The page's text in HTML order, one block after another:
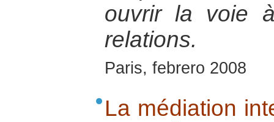
ouvrir la voie
relations.
Paris, febrero 2008
La médiation